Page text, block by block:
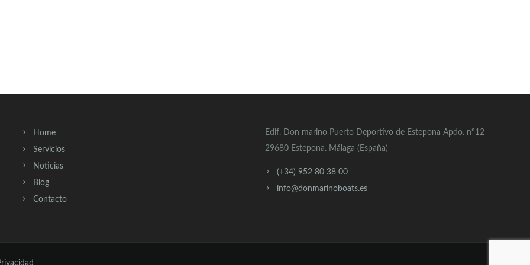
Home
Servicios
Noticias
Blog
Contacto
Edif. Don marino Puerto Deportivo de Estepona Apdo. nº12
29680 Estepona. Málaga (España)
(+34) 952 80 38 00
info@donmarinoboats.es